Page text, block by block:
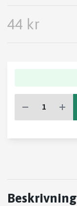
44 kr
Beskrivning